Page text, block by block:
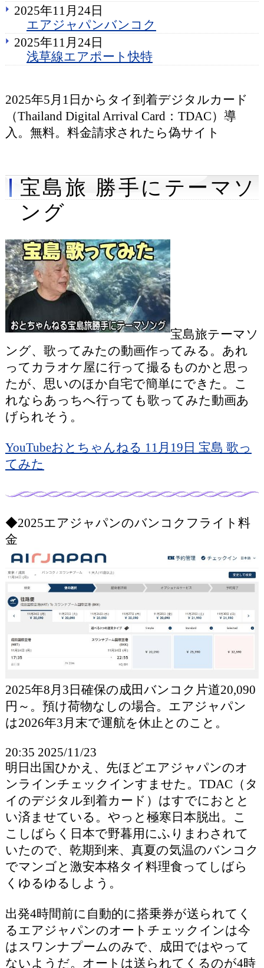
2025年11月24日
エアジャパンバンコク
2025年11月24日
浅草線エアポート快特
2025年5月1日からタイ到着デジタルカード
（Thailand Digital Arrival Card：TDAC）導
入。無料。料金請求されたら偽サイト
宝島旅 勝手にテーマソ
ング
宝島旅テーマソ
ング、歌ってみたの動画作ってみる。あれ
ってカラオケ屋に行って撮るものかと思っ
たが、思いのほか自宅で簡単にできた。こ
れならあっちへ行っても歌ってみた動画あ
げられそう。
YouTubeおとちゃんねる 11月19日 宝島 歌っ
てみた
◆2025エアジャパンのバンコクフライト料
金
2025年8月3日確保の成田バンコク片道20,090
円～。預け荷物なしの場合。エアジャパン
は2026年3月末で運航を休止とのこと。
20:35 2025/11/23
明日出国ひかえ、先ほどエアジャパンのオ
ンラインチェックインすませた。TDAC（タ
イのデジタル到着カード）はすでにおとと
い済ませている。やっと極寒日本脱出。こ
こしばらく日本で野暮用にふりまわされて
いたので、乾期到来、真夏の気温のバンコク
でマンゴと激安本格タイ料理食ってしばら
くゆるゆるしよう。
出発4時間前に自動的に搭乗券が送られてく
るエアジャパンのオートチェックインは今
はスワンナプームのみで、成田ではやって
ないようだ。オートは送られてくるのが4時